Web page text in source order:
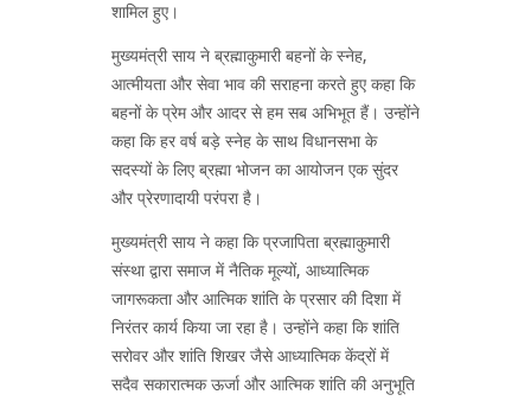
शामिल हुए।
मुख्यमंत्री साय ने ब्रह्माकुमारी बहनों के स्नेह,
आत्मीयता और सेवा भाव की सराहना करते हुए कहा कि
बहनों के प्रेम और आदर से हम सब अभिभूत हैं। उन्होंने
कहा कि हर वर्ष बड़े स्नेह के साथ विधानसभा के
सदस्यों के लिए ब्रह्मा भोजन का आयोजन एक सुंदर
और प्रेरणादायी परंपरा है।
मुख्यमंत्री साय ने कहा कि प्रजापिता ब्रह्माकुमारी
संस्था द्वारा समाज में नैतिक मूल्यों, आध्यात्मिक
जागरूकता और आत्मिक शांति के प्रसार की दिशा में
निरंतर कार्य किया जा रहा है। उन्होंने कहा कि शांति
सरोवर और शांति शिखर जैसे आध्यात्मिक केंद्रों में
सदैव सकारात्मक ऊर्जा और आत्मिक शांति की अनुभूति